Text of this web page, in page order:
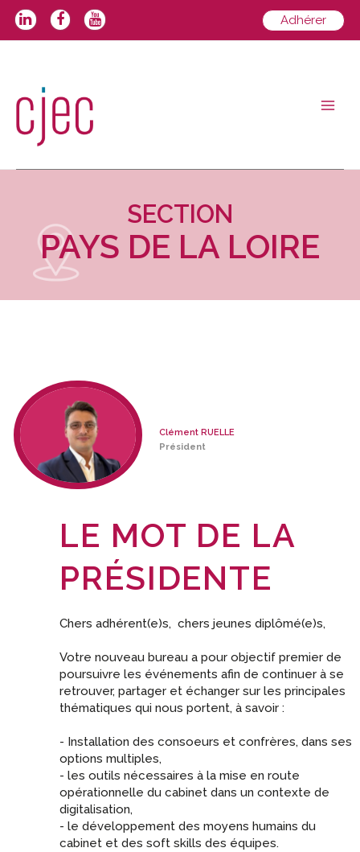
Adhérer
SECTION
PAYS DE LA LOIRE
Clément RUELLE
Président
LE MOT DE LA
PRÉSIDENTE
Chers adhérent(e)s, chers jeunes diplômé(e)s,
Votre nouveau bureau a pour objectif premier de
poursuivre les événements afin de continuer à se
retrouver, partager et échanger sur les principales
thématiques qui nous portent, à savoir :
- Installation des consoeurs et confrères, dans ses
options multiples,
- les outils nécessaires à la mise en route
opérationnelle du cabinet dans un contexte de
digitalisation,
- le développement des moyens humains du
cabinet et des soft skills des équipes.